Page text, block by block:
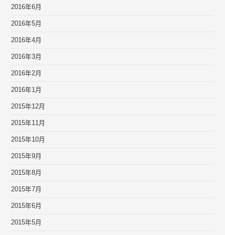
2016年6月
2016年5月
2016年4月
2016年3月
2016年2月
2016年1月
2015年12月
2015年11月
2015年10月
2015年9月
2015年8月
2015年7月
2015年6月
2015年5月